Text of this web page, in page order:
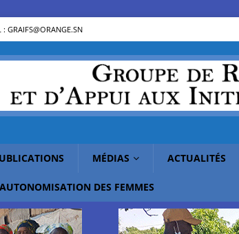
: GRAIFS@ORANGE.SN
MÉDIAS ACTUALITÉS
DES FEMMES